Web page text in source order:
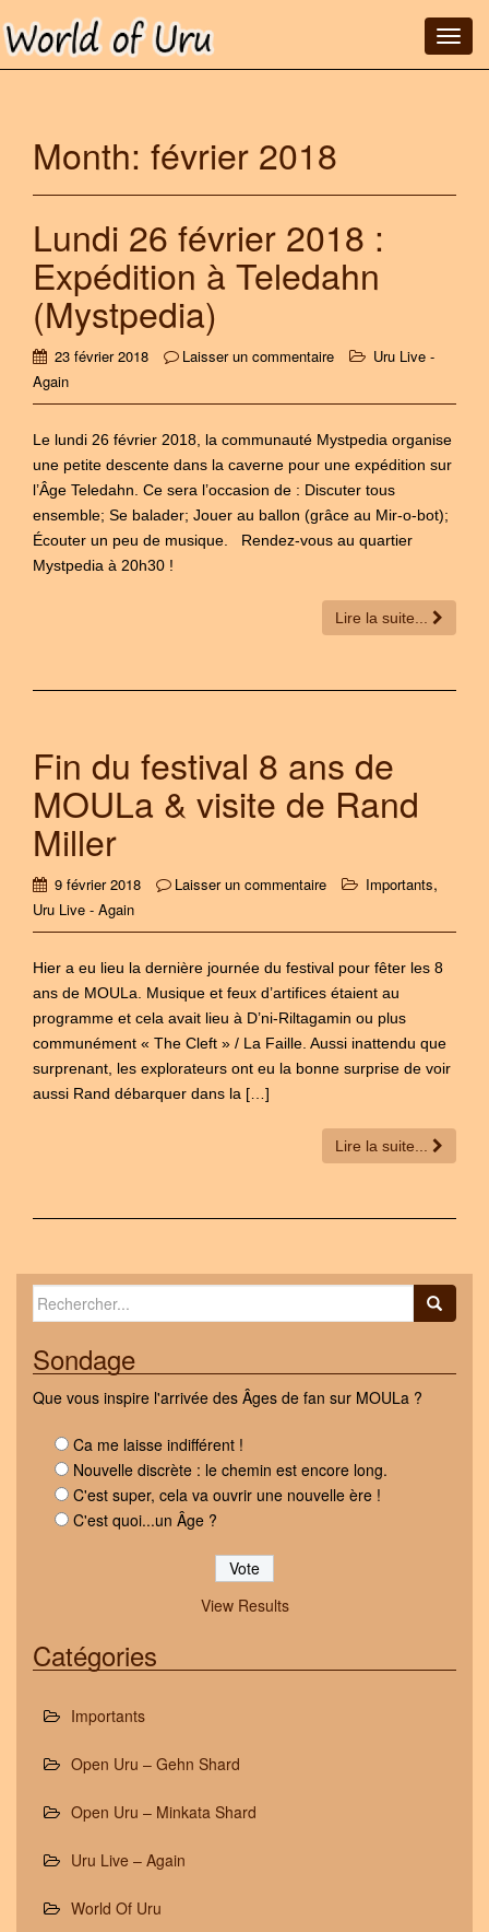
T
o
n
Month: février 2018
Lundi 26 février 2018 :
Expédition à Teledahn
(Mystpedia)
23 février 2018 Laisser un commentaire
Uru Live -
Again
Le lundi 26 février 2018, la communauté Mystpedia organise
une petite descente dans la caverne pour une expédition sur
l’Âge Teledahn. Ce sera l’occasion de : Discuter tous
ensemble; Se balader; Jouer au ballon (grâce au Mir-o-bot);
Écouter un peu de musique. Rendez-vous au quartier
Mystpedia à 20h30 !
Lire la suite...
Fin du festival 8 ans de
MOULa & visite de Rand
Miller
9 février 2018 Laisser un commentaire Importants,
Uru Live - Again
Hier a eu lieu la dernière journée du festival pour fêter les 8
ans de MOULa. Musique et feux d’artifices étaient au
programme et cela avait lieu à D’ni-Riltagamin ou plus
communément « The Cleft » / La Faille. Aussi inattendu que
surprenant, les explorateurs ont eu la bonne surprise de voir
aussi Rand débarquer dans la […]
Lire la suite...
Search for:
Sondage
Que vous inspire l'arrivée des Âges de fan sur MOULa ?
Ca me laisse indifférent !
Nouvelle discrète : le chemin est encore long.
C'est super, cela va ouvrir une nouvelle ère !
C'est quoi...un Âge ?
View Results
Catégories
Importants
Open Uru – Gehn Shard
Open Uru – Minkata Shard
Uru Live – Again
World Of Uru